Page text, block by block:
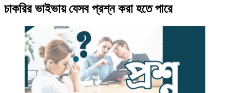
চাকরির ভাইভায় যেসব প্রশ্ন করা হতে পারে